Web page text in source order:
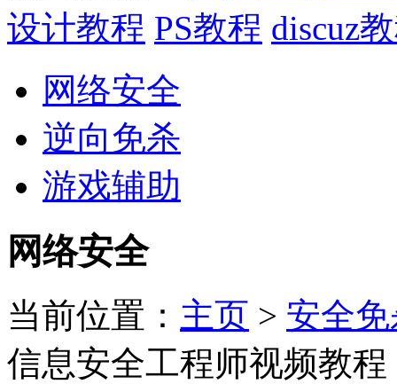
设计教程 PS教程 discuz
网络安全
逆向免杀
游戏辅助
网络安全
当前位置： 主页 > 安全
信息安全工程师视频教程